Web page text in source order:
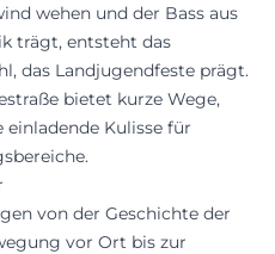
wehen und der Bass aus
trägt, entsteht das
das Landjugendfeste prägt.
bietet kurze Wege,
Kulisse für
von der Geschichte der
vor Ort bis zur